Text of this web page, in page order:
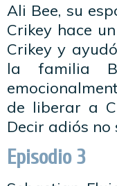
Ali Bee, su
Crikey hace
Crikey y
la familia
de liberar a
Decir adiós
Episodio 3